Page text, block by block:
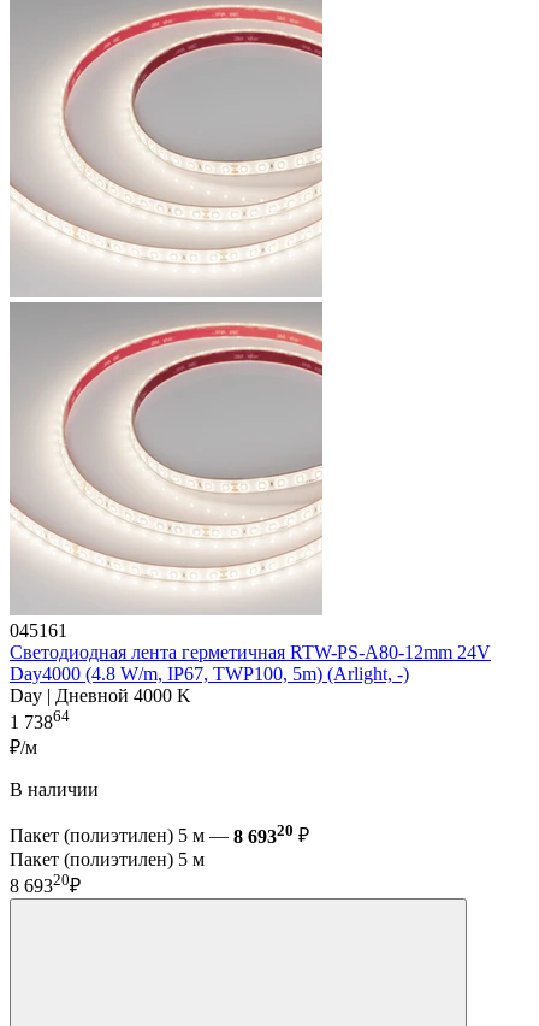
045161
Светодиодная лента герметичная RTW-PS-A80-12mm 24V
Day4000 (4.8 W/m, IP67, TWP100, 5m) (Arlight, -)
Day | Дневной 4000 K
1 73864
₽/м
В наличии
Пакет (полиэтилен) 5 м — 8 69320 ₽
Пакет (полиэтилен) 5 м
8 69320₽